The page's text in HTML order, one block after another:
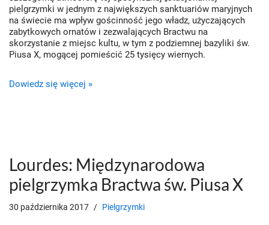
pielgrzymki w jednym z największych sanktuariów maryjnych
na świecie ma wpływ gościnność jego władz, użyczających
zabytkowych ornatów i zezwalających Bractwu na
skorzystanie z miejsc kultu, w tym z podziemnej bazyliki św.
Piusa X, mogącej pomieścić 25 tysięcy wiernych.
Dowiedz się więcej »
Lourdes: Międzynarodowa
pielgrzymka Bractwa św. Piusa X
30 października 2017 Pielgrzymki